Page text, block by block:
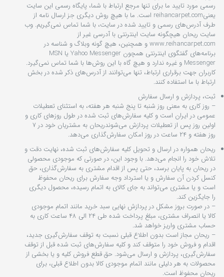
رسمی مورد تایید ما برای تنها مرجع ارتباط با شما، پایگاه رسمی این سایت
یعنیreihancarpet.com است. ما با هیچ روش دیگری جز ارسال نامه از
طرف آدرس‏‌های رسمی و تایید شده در سایت، با شما تماس نمی‌‏گیریم. وب
سایت ریحان هیچگونه سایت اینترنتی با آدرسی غیر از
www.reihancarpet.com و همچنین، هیچ گونه وبلاگ و شناسه در
برنامه‏‌های گفتگوی اینترنتی همچون Yahoo Messenger یا MSN
Messenger و غیره ندارد و هیچ ‏گاه با این روش‏‌ها با شما تماس نمی‏‌گیرد.
کاربران جهت برقراری ارتباط، تنها می‏‌توانند از آدرس‌‏های ذکر شده در بخش
ارتباط با ما استفاده کنند.
ثبت، پردازش و ارسال سفارش
– روز کاری به معنی روز شنبه تا پنج شنبه هر هفته، به استثنای تعطیلات
عمومی در ایران است و کلیه سفارش‏‌های ثبت شده در طول روزهای کاری و
اولین روز پس از تعطیلات پردازش می‌‏شوندریحان به مشتریان خود در ۷
روز هفته و ۲۴ ساعت در روز امکان سفارش‌‏گذاری می‌‏دهد.
ریحان همواره در ارسال و تحویل کلیه سفارش‌‏های ثبت شده، نهایت دقت و
تلاش خود را انجام می‌دهد. با وجود این، در صورتی که موجودی محصولی
در ریحان به پایان برسد، حتی پس از اقدام مشتری به سفارش‌‏گذاری، حق
کنسل کردن آن سفارش و یا استرداد وجه سفارش برای ریحان محفوظ
است و یا مشتری می‏‌تواند به جای کالای به اتمام رسیده، محصول دیگری
را جایگزین کند.
– در صورت بروز مشکل در پردازش نهایی سبد خرید مانند اتمام موجودی
کالا یا انصراف مشتری، مبلغ پرداخت شده طی ۲۴ الی ۴۸ ساعت کاری به
حساب مشتری واریز خواهد شد.
– ریحان مجاز است بدون اطلاع قبلی نسبت به توقف سفارش‌‏گیری جدید،
اقدام و فروش خود را متوقف کند و کلیه سفارش‌‏های ثبت شده قبل از توقف
سفارش‌‏گیری، پردازش و ارسال می‌‏شود. حق قطع فروش کلیه و یا بخشی از
محصولات به هر دلیلی مانند اتمام موجودی کالا بدون اطلاع قبلی، برای
ریحان محفوظ است.